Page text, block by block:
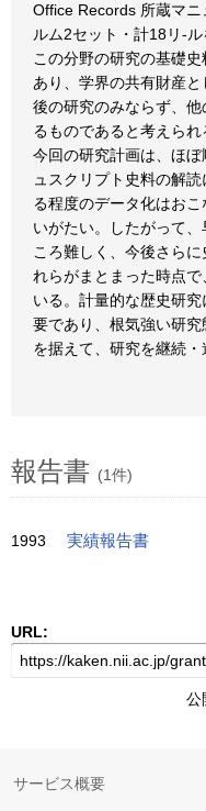
Office Records 所蔵マニ
ルム2セット・計18リ-
この分野の研究の基礎
あり、学界の共有財産
後の研究のみならず、
るものであると考えられ
今回の研究計画は、ほ
ュスクリプト史料の解
る程度のデータ化はお
いがたい。したがって
ころ難しく、今後さら
れらがまとまった時点
いる。計量的な歴史研
要であり、根気強い研
を据えて、研究を継続・
報告書 (1件)
1993 実績報告書
URL:
公
サービス概要